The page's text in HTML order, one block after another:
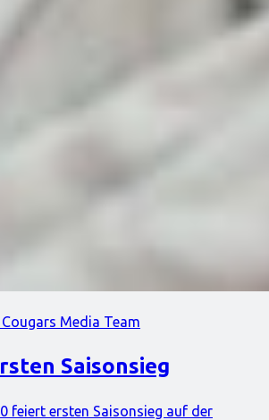
Cougars Media Team
Saisonsieg
feiert ersten Saisonsieg auf der